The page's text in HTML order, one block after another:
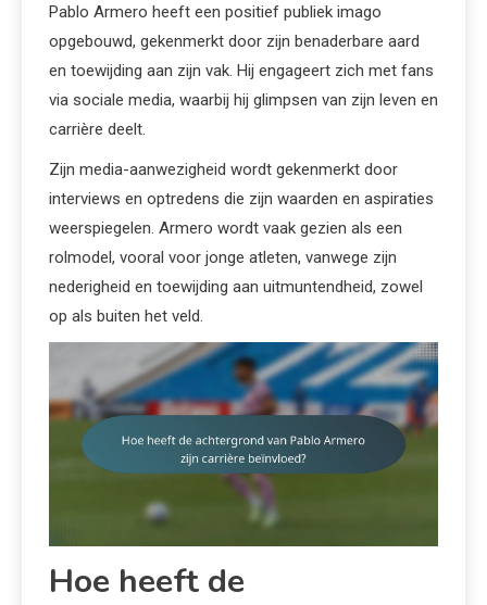
Pablo Armero heeft een positief publiek imago
opgebouwd, gekenmerkt door zijn benaderbare aard
en toewijding aan zijn vak. Hij engageert zich met fans
via sociale media, waarbij hij glimpsen van zijn leven en
carrière deelt.
Zijn media-aanwezigheid wordt gekenmerkt door
interviews en optredens die zijn waarden en aspiraties
weerspiegelen. Armero wordt vaak gezien als een
rolmodel, vooral voor jonge atleten, vanwege zijn
nederigheid en toewijding aan uitmuntendheid, zowel
op als buiten het veld.
Hoe heeft de